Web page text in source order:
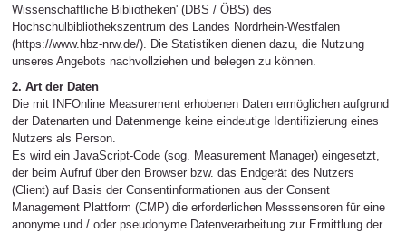
Wissenschaftliche Bibliotheken' (DBS / ÖBS) des
Hochschulbibliothekszentrum des Landes Nordrhein-Westfalen
(https://www.hbz-nrw.de/). Die Statistiken dienen dazu, die Nutzung
unseres Angebots nachvollziehen und belegen zu können.
2. Art der Daten
Die mit INFOnline Measurement erhobenen Daten ermöglichen aufgrund
der Datenarten und Datenmenge keine eindeutige Identifizierung eines
Nutzers als Person.
Es wird ein JavaScript-Code (sog. Measurement Manager) eingesetzt,
der beim Aufruf über den Browser bzw. das Endgerät des Nutzers
(Client) auf Basis der Consentinformationen aus der Consent
Management Plattform (CMP) die erforderlichen Messsensoren für eine
anonyme und / oder pseudonyme Datenverarbeitung zur Ermittlung der